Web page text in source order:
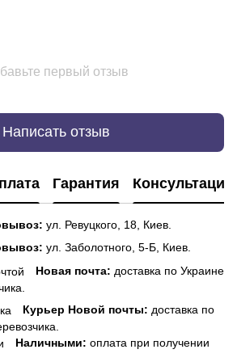
первый отзыв
Написать отзыв
Гарантия Консультация
ул. Ревуцкого, 18, Киев.
ул. Заболотного, 5-Б, Киев.
Новая почта: доставка по Украине
Курьер Новой почты: доставка по
Наличными: оплата при получении